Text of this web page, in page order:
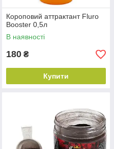
Короповий аттрактант Fluro
Booster 0,5л
В наявності
180 ₴
Купити